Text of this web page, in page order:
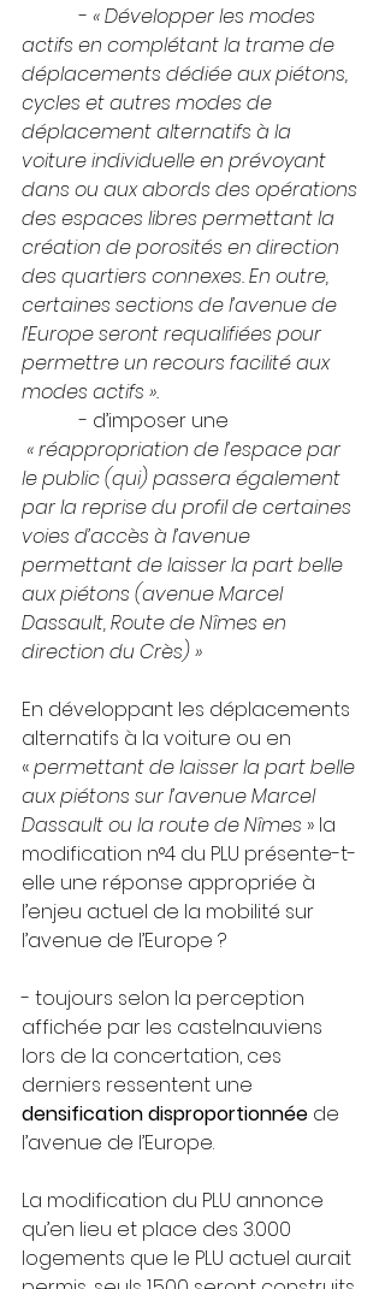
- « Développer les modes
actifs en complétant la trame de
déplacements dédiée aux piétons,
cycles et autres modes de
déplacement alternatifs à la
voiture individuelle en prévoyant
dans ou aux abords des opérations
des espaces libres permettant la
création de porosités en direction
des quartiers connexes. En outre,
certaines sections de l’avenue de
l’Europe seront requalifiées pour
permettre un recours facilité aux
modes actifs ».
- d’imposer une
« réappropriation de l’espace par
le public (qui) passera également
par la reprise du profil de certaines
voies d’accès à l’avenue
permettant de laisser la part belle
aux piétons (avenue Marcel
Dassault, Route de Nîmes en
direction du Crès) »
En développant les déplacements
alternatifs à la voiture ou en
« permettant de laisser la part belle
aux piétons sur l’avenue Marcel
Dassault ou la route de Nîmes » la
modification n°4 du PLU présente-t-
elle une réponse appropriée à
l’enjeu actuel de la mobilité sur
l’avenue de l’Europe ?
- toujours selon la perception
affichée par les castelnauviens
lors de la concertation, ces
derniers ressentent une
densification disproportionnée de
l’avenue de l’Europe.
La modification du PLU annonce
qu’en lieu et place des 3.000
logements que le PLU actuel aurait